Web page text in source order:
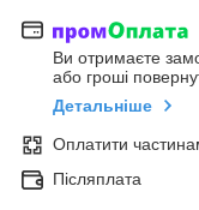
Ви отримаєте
або гроші
Детальніше
Оплатити
Післяплата